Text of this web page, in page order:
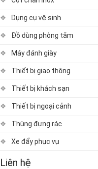
Dụng cụ vệ sinh
Đồ dùng phòng tắm
Máy đánh giày
Thiết bị giao thông
Thiết bị khách sạn
Thiết bị ngoại cảnh
Thùng đựng rác
Xe đẩy phục vụ
Liên hệ